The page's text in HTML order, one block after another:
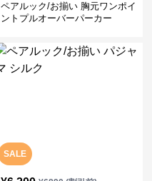
ペアルック/お揃い 胸元ワンポイ
ントプルオーバーパーカー
SALE